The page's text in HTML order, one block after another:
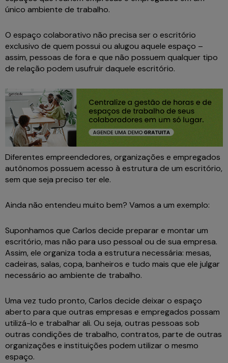
único ambiente de trabalho.
O espaço colaborativo não precisa ser o escritório
exclusivo de quem possui ou alugou aquele espaço –
assim, pessoas de fora e que não possuem qualquer tipo
de relação podem usufruir daquele escritório.
Diferentes empreendedores, organizações e empregados
autônomos possuem acesso à estrutura de um escritório,
sem que seja preciso ter ele.
Ainda não entendeu muito bem? Vamos a um exemplo:
Suponhamos que Carlos decide preparar e montar um
escritório, mas não para uso pessoal ou de sua empresa.
Assim, ele organiza toda a estrutura necessária: mesas,
cadeiras, salas, copa, banheiros e tudo mais que ele julgar
necessário ao ambiente de trabalho.
Uma vez tudo pronto, Carlos decide deixar o espaço
aberto para que outras empresas e empregados possam
utilizá-lo e trabalhar ali. Ou seja, outras pessoas sob
outras condições de trabalho, contratos, parte de outras
organizações e instituições podem utilizar o mesmo
espaço.